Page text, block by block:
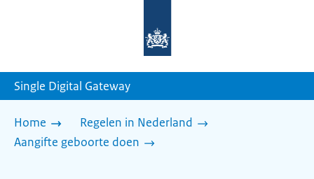
homepage
Single Digital Gateway
Home
Regelen in Nederland
Aangifte geboorte doen